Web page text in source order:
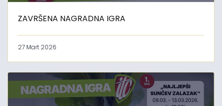
ZAVRŠENA NAGRADNA IGRA
27 Mart 2026